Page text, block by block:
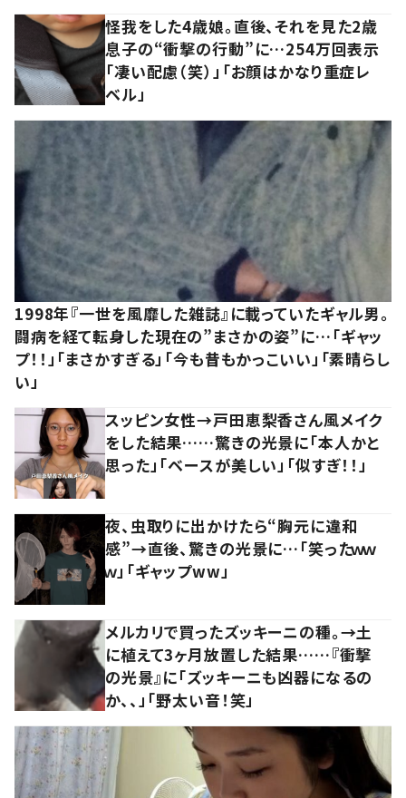
怪我をした4歳娘。直後、それを見た2歳
息子の“衝撃の行動”に…254万回表示
「凄い配慮（笑）」「お顔はかなり重症レ
ベル」
1998年『一世を風靡した雑誌』に載っていたギャル男。
闘病を経て転身した現在の”まさかの姿”に…「ギャッ
プ！！」「まさかすぎる」「今も昔もかっこいい」「素晴らし
い」
スッピン女性→戸田恵梨香さん風メイク
をした結果……驚きの光景に「本人かと
思った」「ベースが美しい」「似すぎ！！」
夜、虫取りに出かけたら“胸元に違和
感”→直後、驚きの光景に…「笑ったｗｗ
ｗ」「ギャップww」
メルカリで買ったズッキーニの種。→土
に植えて3ヶ月放置した結果……『衝撃
の光景』に「ズッキーニも凶器になるの
か、、」「野太い音！笑」